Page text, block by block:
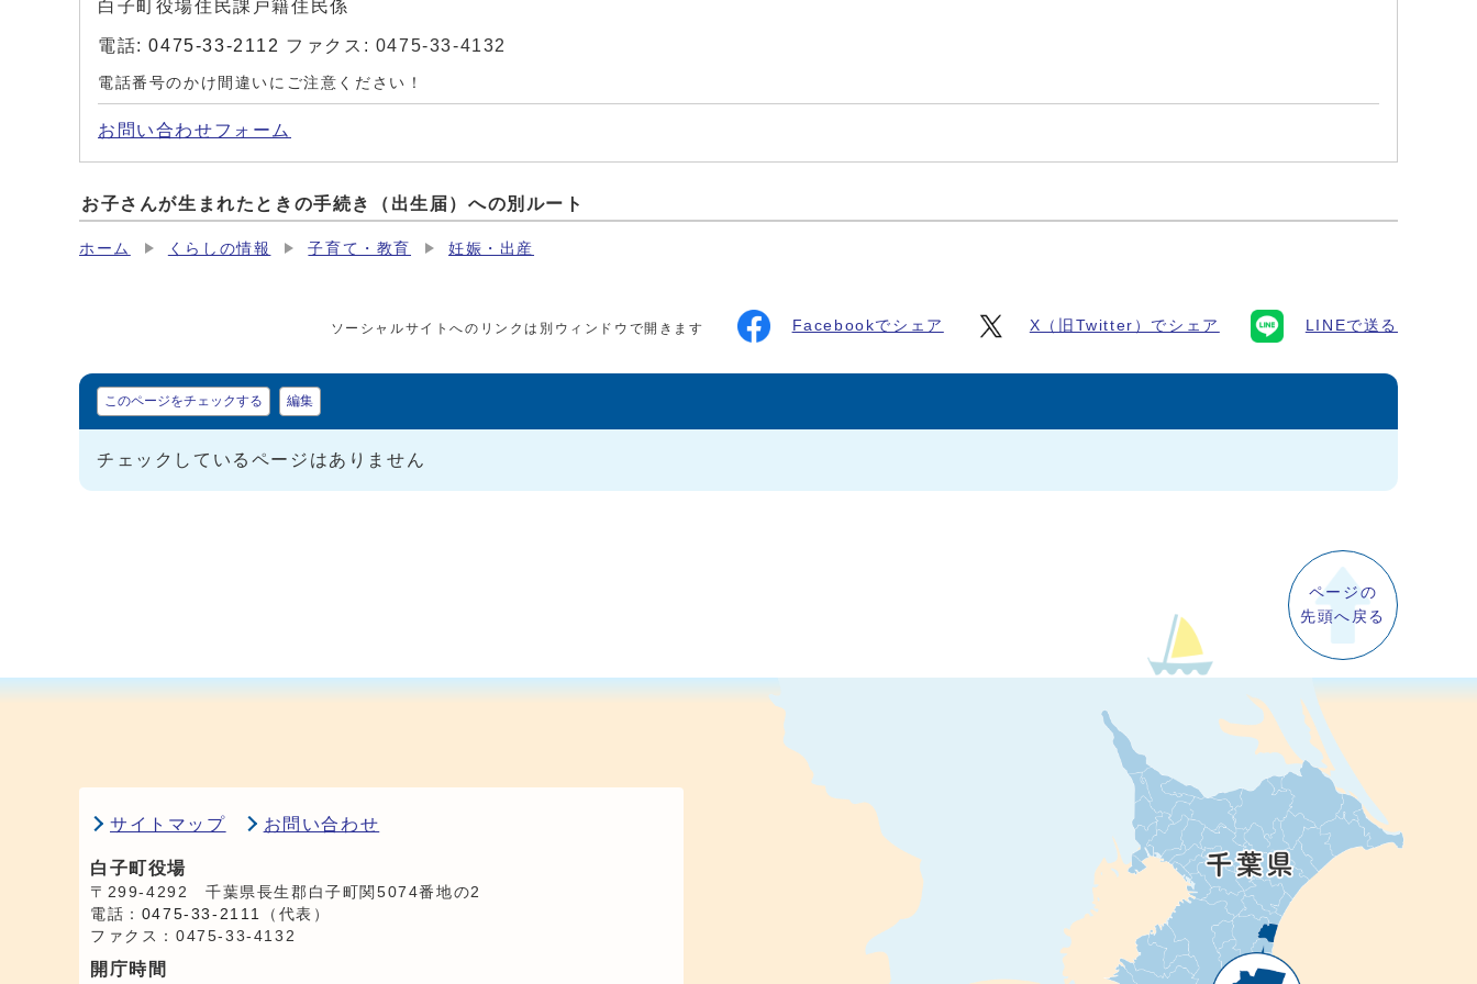
白子町役場住民課戸籍住民係
電話:0475-33-2112 ファクス: 0475-33-4132
電話番号のかけ間違いにご注意ください！
お問い合わせフォーム
お子さんが生まれたときの手続き（出生届）への別ルート
ホーム くらしの情報 子育て・教育 妊娠・出産
ソーシャルサイトへのリンクは別ウィンドウで開きます Facebookでシェア X（旧Twitter）でシェア LINEで送る
マイページ
このページをチェックする 編集
チェックしているページはありません
ページの
先頭へ戻る
サイトマップ お問い合わせ
白子町役場
〒299-4292 千葉県長生郡白子町関5074番地の2
電話： 0475-33-2111
（代表）
ファクス：0475-33-4132
開庁時間